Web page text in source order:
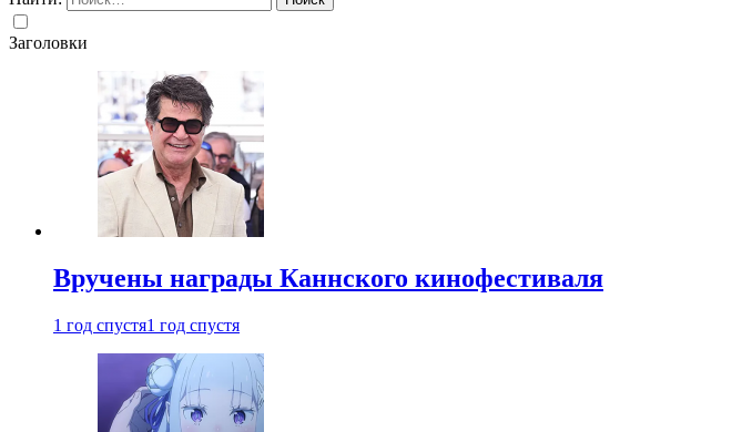
Заголовки
Вручены награды Каннского кинофестиваля
1 год спустя1 год спустя